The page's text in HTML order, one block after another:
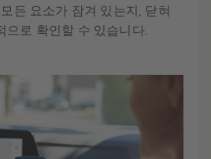
든 요소가 잠겨 있는지, 닫혀
으로 확인할 수 있습니다.